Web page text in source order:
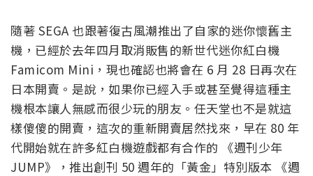
隨著 SEGA 也跟著復古風潮推出了自家的迷你懷舊主
機，已經於去年四月取消販售的新世代迷你紅白機
Famicom Mini，現也確認也將會在 6 月 28 日再次在
日本開賣。是說，如果你已經入手或甚至覺得這種主
機根本讓人無感而很少玩的朋友。任天堂也不是就這
樣傻傻的開賣，這次的重新開賣居然找來，早在 80 年
代開始就在許多紅白機遊戲都有合作的 《週刊少年
JUMP》，推出創刊 50 週年的「黃金」特別版本 《週